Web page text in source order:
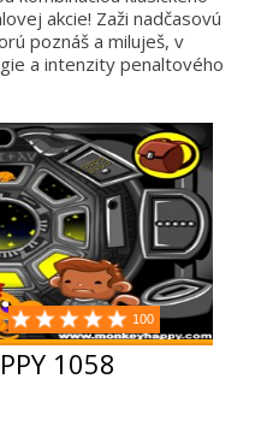
akcie! Zaži nadčasovú
poznáš a miluješ, v
a intenzity penaltového
100
1058